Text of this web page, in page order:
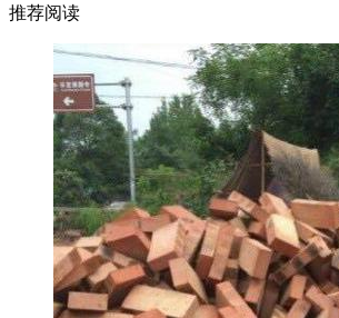
推荐阅读